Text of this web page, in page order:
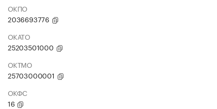
ОКПО
2036693776
ОКАТО
25203501000
ОКТМО
25703000001
ОКФС
16